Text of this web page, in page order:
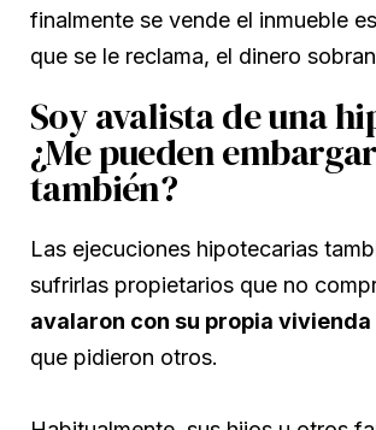
finalmente se vende el inmueble
que se le reclama, el dinero
Soy avalista de una
¿Me pueden embargar
también?
Las ejecuciones hipotecarias
sufrirlas propietarios que no
avalaron con su propia vivienda
que pidieron otros.